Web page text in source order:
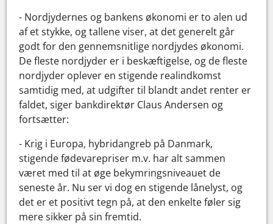
- Nordjydernes og bankens økonomi er to alen ud
af et stykke, og tallene viser, at det generelt går
godt for den gennemsnitlige nordjydes økonomi.
De fleste nordjyder er i beskæftigelse, og de fleste
nordjyder oplever en stigende realindkomst
samtidig med, at udgifter til blandt andet renter er
faldet, siger bankdirektør Claus Andersen og
fortsætter:
- Krig i Europa, hybridangreb på Danmark,
stigende fødevarepriser m.v. har alt sammen
været med til at øge bekymringsniveauet de
seneste år. Nu ser vi dog en stigende lånelyst, og
det er et positivt tegn på, at den enkelte føler sig
mere sikker på sin fremtid.